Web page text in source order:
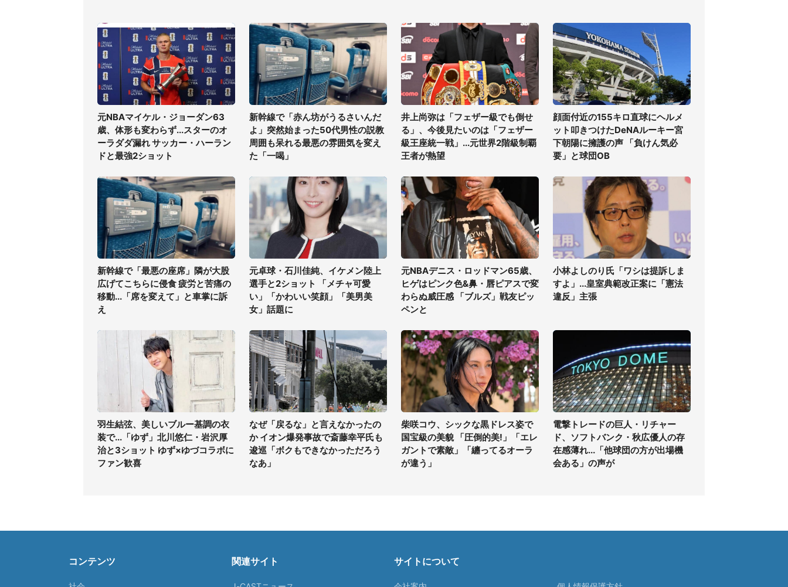
元NBAマイケル・ジョーダン63
歳、体形も変わらず...スターのオ
ーラダダ漏れ サッカー・ハーラン
ドと最強2ショット
新幹線で「赤ん坊がうるさいんだ
よ」突然始まった50代男性の説教
周囲も呆れる最悪の雰囲気を変え
た「一喝」
井上尚弥は「フェザー級でも倒せ
る」、今後見たいのは「フェザー
級王座統一戦」...元世界2階級制覇
王者が熱望
顔面付近の155キロ直球にヘルメ
ット叩きつけたDeNAルーキー宮
下朝陽に擁護の声 「負けん気必
要」と球団OB
新幹線で「最悪の座席」隣が大股
広げてこちらに侵食 疲労と苦痛の
移動...「席を変えて」と車掌に訴
え
元卓球・石川佳純、イケメン陸上
選手と2ショット 「メチャ可愛
い」「かわいい笑顔」「美男美
女」話題に
元NBAデニス・ロッドマン65歳、
ヒゲはピンク色&鼻・唇ピアスで変
わらぬ威圧感 「ブルズ」戦友ピッ
ペンと
小林よしのり氏「ワシは提訴しま
すよ」...皇室典範改正案に「憲法
違反」主張
羽生結弦、美しいブルー基調の衣
装で...「ゆず」北川悠仁・岩沢厚
治と3ショット ゆず×ゆづコラボに
ファン歓喜
なぜ「戻るな」と言えなかったの
か イオン爆発事故で斎藤幸平氏も
逡巡「ボクもできなかっただろう
なあ」
柴咲コウ、シックな黒ドレス姿で
国宝級の美貌 「圧倒的美!」「エレ
ガントで素敵」「纏ってるオーラ
が違う」
電撃トレードの巨人・リチャー
ド、ソフトバンク・秋広優人の存
在感薄れ...「他球団の方が出場機
会ある」の声が
コンテンツ 関連サイト サイトについて